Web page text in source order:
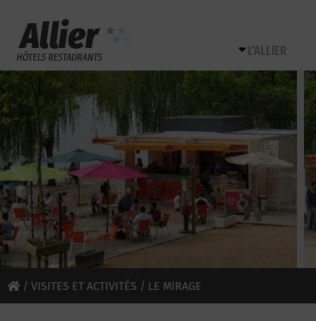
L’ALLIER
/ VISITES ET ACTIVITÉS / LE MIRAGE